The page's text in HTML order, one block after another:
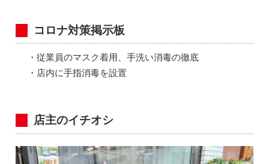
コロナ対策掲示板
・従業員のマスク着用、手洗い消毒の徹底
・店内に手指消毒を設置
店主のイチオシ